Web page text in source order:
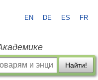
EN DE ES FR
Найти!